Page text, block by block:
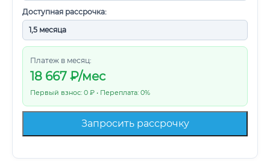
Доступная рассрочка:
Платеж в месяц:
18 667 ₽/мес
Первый взнос: 0 ₽ • Переплата: 0%
Запросить рассрочку